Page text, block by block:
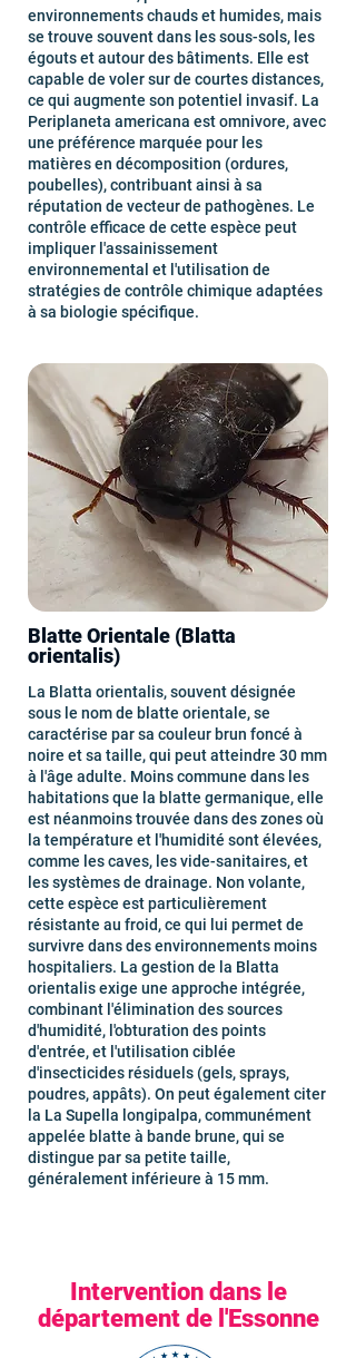
environnements chauds et humides, mais
se trouve souvent dans les sous-sols, les
égouts et autour des bâtiments. Elle est
capable de voler sur de courtes distances,
ce qui augmente son potentiel invasif. La
Periplaneta americana est omnivore, avec
une préférence marquée pour les
matières en décomposition (ordures,
poubelles), contribuant ainsi à sa
réputation de vecteur de pathogènes. Le
contrôle efficace de cette espèce peut
impliquer l'assainissement
environnemental et l'utilisation de
stratégies de contrôle chimique adaptées
à sa biologie spécifique.
Blatte Orientale (Blatta
orientalis)
La Blatta orientalis, souvent désignée
sous le nom de blatte orientale, se
caractérise par sa couleur brun foncé à
noire et sa taille, qui peut atteindre 30 mm
à l'âge adulte. Moins commune dans les
habitations que la blatte germanique, elle
est néanmoins trouvée dans des zones où
la température et l'humidité sont élevées,
comme les caves, les vide-sanitaires, et
les systèmes de drainage. Non volante,
cette espèce est particulièrement
résistante au froid, ce qui lui permet de
survivre dans des environnements moins
hospitaliers. La gestion de la Blatta
orientalis exige une approche intégrée,
combinant l'élimination des sources
d'humidité, l'obturation des points
d'entrée, et l'utilisation ciblée
d'insecticides résiduels (gels, sprays,
poudres, appâts). On peut également citer
la La Supella longipalpa, communément
appelée blatte à bande brune, qui se
distingue par sa petite taille,
généralement inférieure à 15 mm.
Intervention dans le
département de l'Essonne